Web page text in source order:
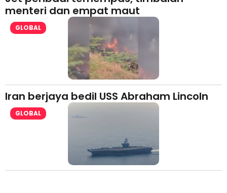
menteri dan empat maut
GLOBAL
Iran berjaya bedil USS Abraham Lincoln
GLOBAL